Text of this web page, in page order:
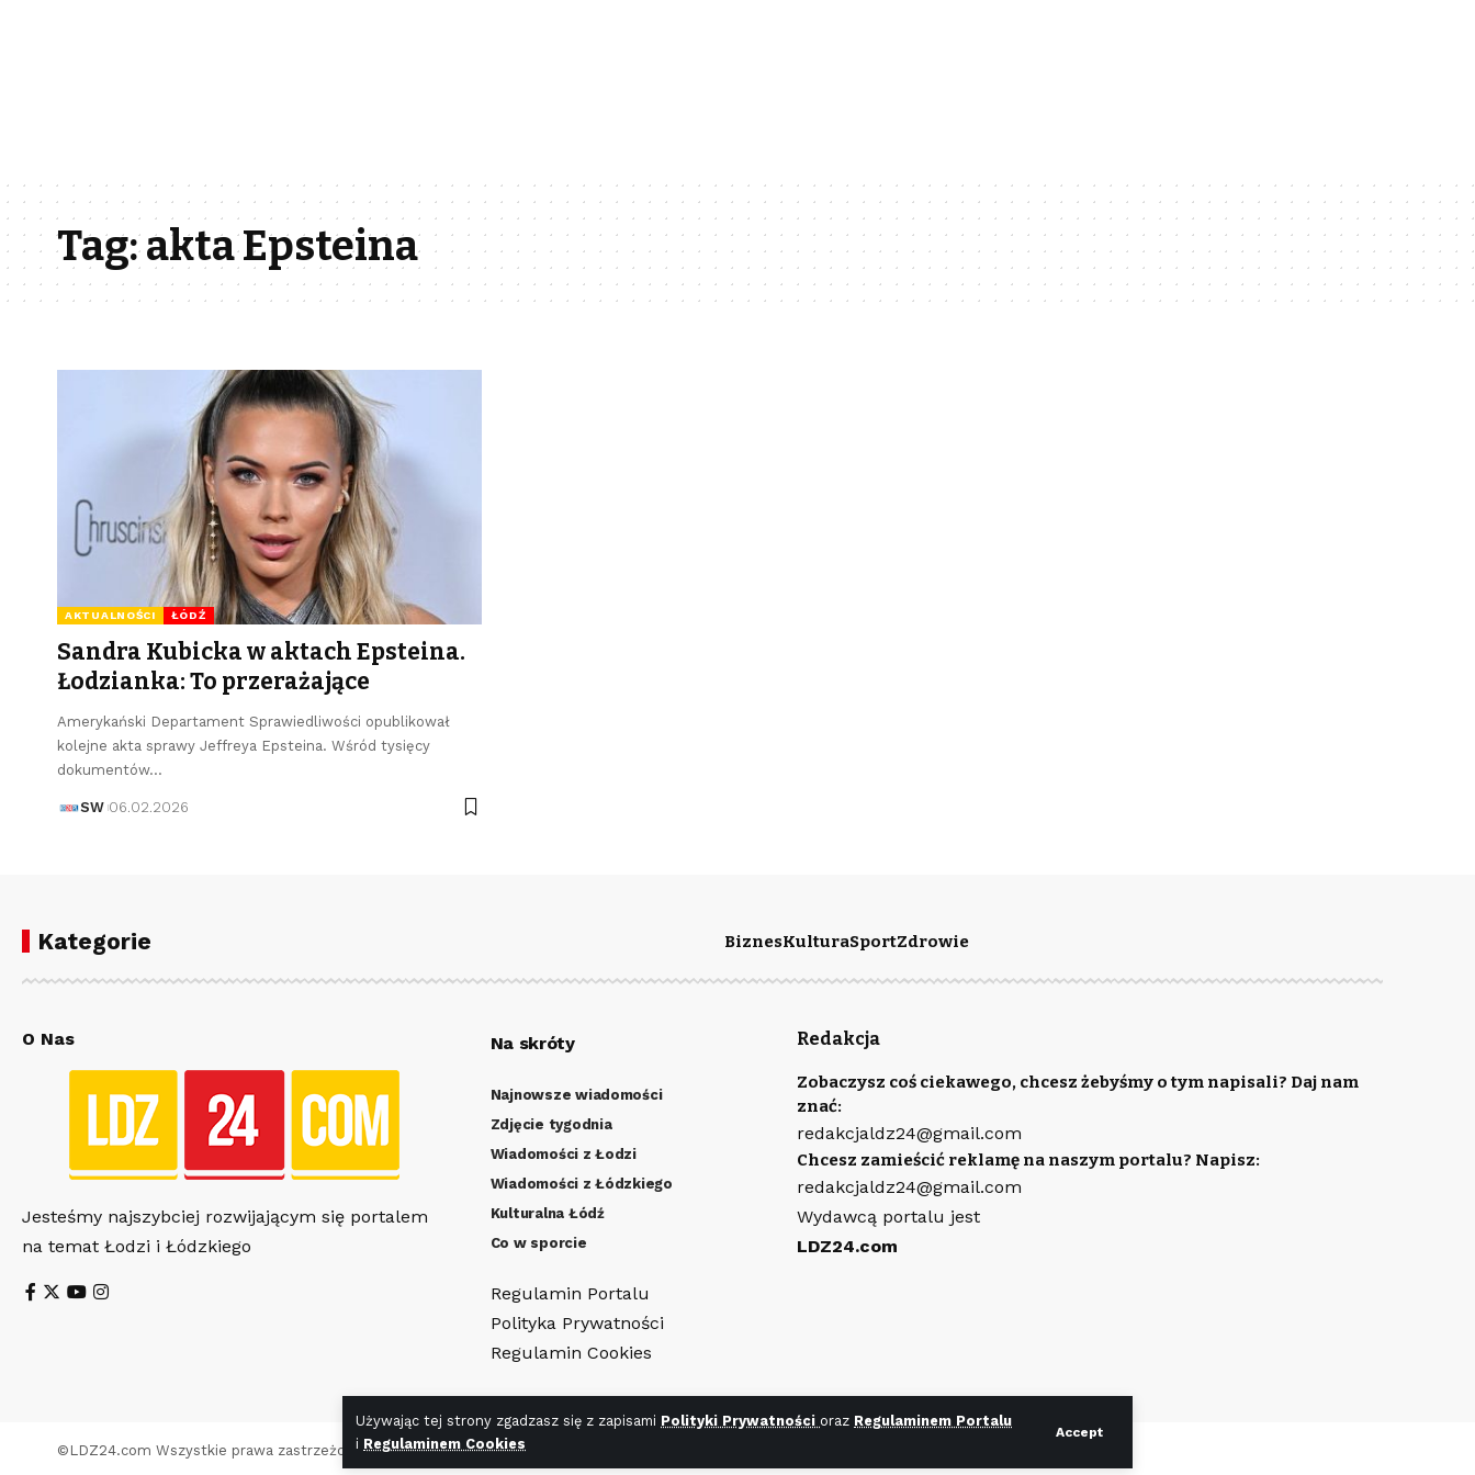
Używając tej strony zgadzasz się z zapisami Polityki Prywatności oraz Regulaminem Portalu
i Regulaminem Cookies
Accept
Tag:akta Epsteina
AKTUALNOŚCI ŁÓDŹ
Sandra Kubicka w aktach Epsteina.
Łodzianka: To przerażające
Amerykański Departament Sprawiedliwości opublikował
kolejne akta sprawy Jeffreya Epsteina. Wśród tysięcy
dokumentów…
SW 06.02.2026
Kategorie BiznesKulturaSportZdrowie
O Nas
Jesteśmy najszybciej rozwijającym się portalem
na temat Łodzi i Łódzkiego
Na skróty
Najnowsze wiadomości
Zdjęcie tygodnia
Wiadomości z Łodzi
Wiadomości z Łódzkiego
Kulturalna Łódź
Co w sporcie
Regulamin Portalu
Polityka Prywatności
Regulamin Cookies
Redakcja
Zobaczysz coś ciekawego, chcesz żebyśmy o tym napisali? Daj nam
znać:
redakcjaldz24@gmail.com
Chcesz zamieścić reklamę na naszym portalu? Napisz:
redakcjaldz24@gmail.com
Wydawcą portalu jest
LDZ24.com
© LDZ24.com Wszystkie prawa zastrzeżone. Wykonanie stronyWR7.pl